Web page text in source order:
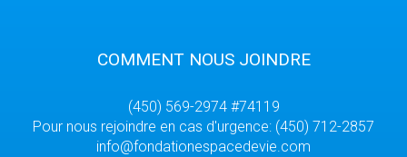
COMMENT NOUS JOINDRE
(450) 569-2974 #74119
Pour nous rejoindre en cas d'urgence: (450) 712-2857
info@fondationespacedevie.com